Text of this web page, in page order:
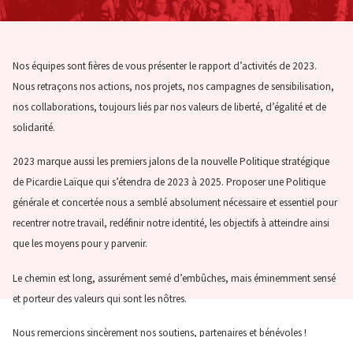
Nos équipes sont fières de vous présenter le rapport d’activités de 2023.
Nous retraçons nos actions, nos projets, nos campagnes de sensibilisation,
nos collaborations, toujours liés par nos valeurs de liberté, d’égalité et de
solidarité.
2023 marque aussi les premiers jalons de la nouvelle Politique stratégique
de Picardie Laïque qui s’étendra de 2023 à 2025. Proposer une Politique
générale et concertée nous a semblé absolument nécessaire et essentiel pour
recentrer notre travail, redéfinir notre identité, les objectifs à atteindre ainsi
que les moyens pour y parvenir.
Le chemin est long, assurément semé d’embûches, mais éminemment sensé
et porteur des valeurs qui sont les nôtres.
Nous remercions sincèrement nos soutiens, partenaires et bénévoles !